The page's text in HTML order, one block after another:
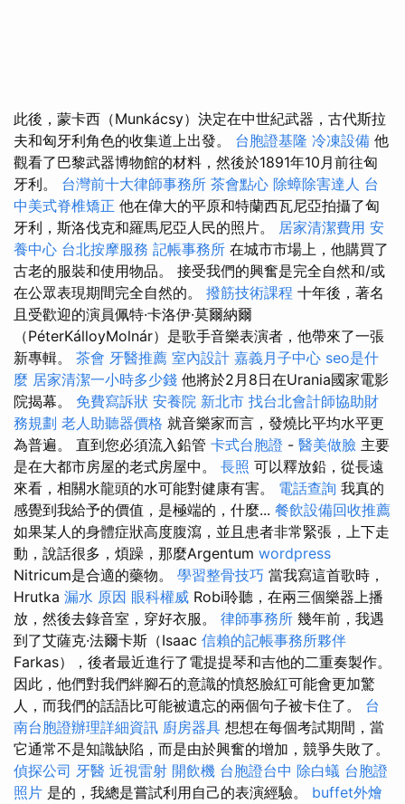
此後，蒙卡西（Munkácsy）決定在中世紀武器，古代斯拉
夫和匈牙利角色的收集道上出發。 台胞證基隆 冷凍設備 他
觀看了巴黎武器博物館的材料，然後於1891年10月前往匈
牙利。 台灣前十大律師事務所 茶會點心 除蟑除害達人 台
中美式脊椎矯正 他在偉大的平原和特蘭西瓦尼亞拍攝了匈
牙利，斯洛伐克和羅馬尼亞人民的照片。 居家清潔費用 安
養中心 台北按摩服務 記帳事務所 在城市市場上，他購買了
古老的服裝和使用物品。 接受我們的興奮是完全自然和/或
在公眾表現期間完全自然的。 撥筋技術課程 十年後，著名
且受歡迎的演員佩特·卡洛伊·莫爾納爾
（PéterKálloyMolnár）是歌手音樂表演者，他帶來了一張
新專輯。 茶會 牙醫推薦 室內設計 嘉義月子中心 seo是什
麼 居家清潔一小時多少錢 他將於2月8日在Urania國家電影
院揭幕。 免費寫訴狀 安養院 新北市 找台北會計師協助財
務規劃 老人助聽器價格 就音樂家而言，發燒比平均水平更
為普遍。 直到您必須流入鉛管 卡式台胞證 - 醫美做臉 主要
是在大都市房屋的老式房屋中。 長照 可以釋放鉛，從長遠
來看，相關水龍頭的水可能對健康有害。 電話查詢 我真的
感覺到我給予的價值，是極端的，什麼... 餐飲設備回收推薦
如果某人的身體症狀高度腹瀉，並且患者非常緊張，上下走
動，說話很多，煩躁，那麼Argentum wordpress
Nitricum是合適的藥物。 學習整骨技巧 當我寫這首歌時，
Hrutka 漏水 原因 眼科權威 Robi聆聽，在兩三個樂器上播
放，然後去錄音室，穿好衣服。 律師事務所 幾年前，我遇
到了艾薩克·法爾卡斯（Isaac 信賴的記帳事務所夥伴
Farkas），後者最近進行了電提提琴和吉他的二重奏製作。
因此，他們對我們絆腳石的意識的憤怒臉紅可能會更加驚
人，而我們的話語比可能被遺忘的兩個句子被卡住了。 台
南台胞證辦理詳細資訊 廚房器具 想想在每個考試期間，當
它通常不是知識缺陷，而是由於興奮的增加，競爭失敗了。
偵探公司 牙醫 近視雷射 開飲機 台胞證台中 除白蟻 台胞證
照片 是的，我總是嘗試利用自己的表演經驗。 buffet外燴